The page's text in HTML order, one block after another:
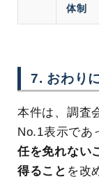
体制
7. おわり
本件は、調査
No.1表示であ
任を免れない
得ること を改